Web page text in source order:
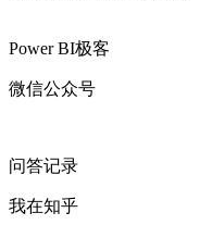
Power BI极客
微信公众号
问答记录
我在知乎